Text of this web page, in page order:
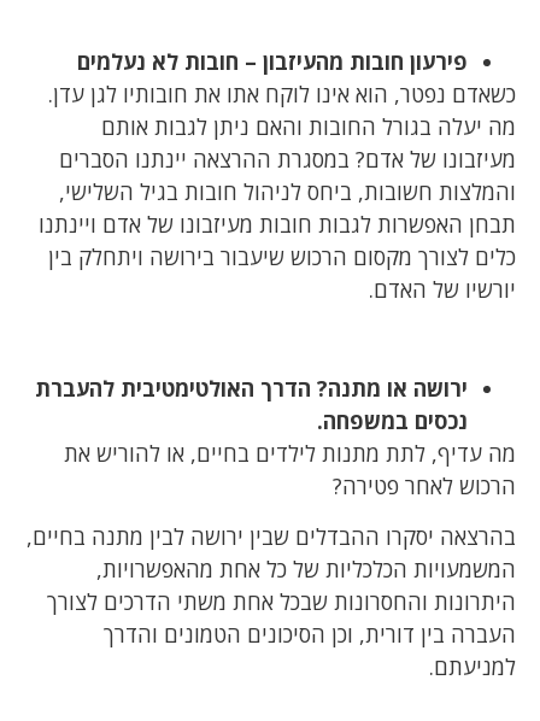
פירעון חובות מהעיזבון – חובות לא נעלמים
כשאדם נפטר, הוא אינו לוקח אתו את חובותיו לגן עדן.
מה יעלה בגורל החובות והאם ניתן לגבות אותם
מעיזבונו של אדם? במסגרת ההרצאה יינתנו הסברים
והמלצות חשובות, ביחס לניהול חובות בגיל השלישי,
תבחן האפשרות לגבות חובות מעיזבונו של אדם ויינתנו
כלים לצורך מקסום הרכוש שיעבור בירושה ויתחלק בין
יורשיו של האדם.
ירושה או מתנה? הדרך האולטימטיבית להעברת
נכסים במשפחה.
מה עדיף, לתת מתנות לילדים בחיים, או להוריש את
הרכוש לאחר פטירה?
בהרצאה יסקרו ההבדלים שבין ירושה לבין מתנה בחיים,
המשמעויות הכלכליות של כל אחת מהאפשרויות,
היתרונות והחסרונות שבכל אחת משתי הדרכים לצורך
העברה בין דורית, וכן הסיכונים הטמונים והדרך
למניעתם.